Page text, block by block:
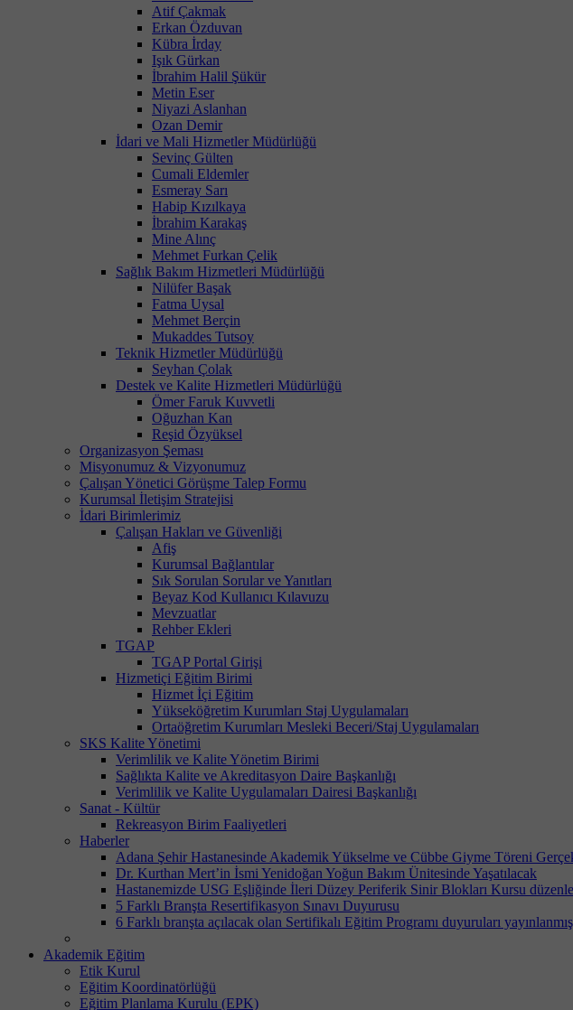
Atif Çakmak
Erkan Özduvan
Kübra İrday
Işık Gürkan
İbrahim Halil Şükür
Metin Eser
Niyazi Aslanhan
Ozan Demir
İdari ve Mali Hizmetler Müdürlüğü
Sevinç Gülten
Cumali Eldemler
Esmeray Sarı
Habip Kızılkaya
İbrahim Karakaş
Mine Alınç
Mehmet Furkan Çelik
Sağlık Bakım Hizmetleri Müdürlüğü
Nilüfer Başak
Fatma Uysal
Mehmet Berçin
Mukaddes Tutsoy
Teknik Hizmetler Müdürlüğü
Seyhan Çolak
Destek ve Kalite Hizmetleri Müdürlüğü
Ömer Faruk Kuvvetli
Oğuzhan Kan
Reşid Özyüksel
Organizasyon Şeması
Misyonumuz & Vizyonumuz
Çalışan Yönetici Görüşme Talep Formu
Kurumsal İletişim Stratejisi
İdari Birimlerimiz
Çalışan Hakları ve Güvenliği
Afiş
Kurumsal Bağlantılar
Sık Sorulan Sorular ve Yanıtları
Beyaz Kod Kullanıcı Kılavuzu
Mevzuatlar
Rehber Ekleri
TGAP
TGAP Portal Girişi
Hizmetiçi Eğitim Birimi
Hizmet İçi Eğitim
Yükseköğretim Kurumları Staj Uygulamaları
Ortaöğretim Kurumları Mesleki Beceri/Staj Uygulamaları
SKS Kalite Yönetimi
Verimlilik ve Kalite Yönetim Birimi
Sağlıkta Kalite ve Akreditasyon Daire Başkanlığı
Verimlilik ve Kalite Uygulamaları Dairesi Başkanlığı
Sanat - Kültür
Rekreasyon Birim Faaliyetleri
Haberler
Adana Şehir Hastanesinde Akademik Yükselme ve Cübbe Giyme Töreni
Dr. Kurthan Mert’in İsmi Yenidoğan Yoğun Bakım Ünitesinde Yaşatılacak
Hastanemizde USG Eşliğinde İleri Düzey Periferik Sinir Blokları Kursu
5 Farklı Branşta Resertifikasyon Sınavı Duyurusu
6 Farklı branşta açılacak olan Sertifikalı Eğitim Programı duyuruları
Akademik Eğitim
Etik Kurul
Eğitim Koordinatörlüğü
Eğitim Planlama Kurulu (EPK)